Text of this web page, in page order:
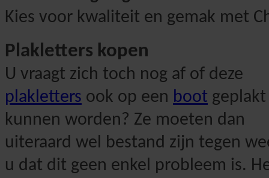
Kies voor kwaliteit en gemak met
Plakletters kopen
U vraagt zich toch nog af of deze
plakletters ook op een boot geplakt
kunnen worden? Ze moeten dan
uiteraard wel bestand zijn tegen
u dat dit geen enkel probleem is.